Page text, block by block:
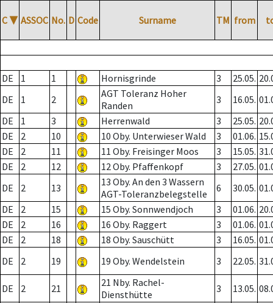
C ▼ ASSOC No. D Code Surname TM from
DE 1 1 Hornisgrinde 3 25.05.
DE
1 2
AGT Toleranz Hoher
Randen
3 16.05.
DE
1 3 Herrenwald 3 25.05.
DE
2 10 10 Oby. Unterwieser Wald 3 01.06.
DE
2 11 11 Oby. Freisinger Moos 3 15.05.
DE
2 12 12 Oby. Pfaffenkopf 3 27.05.
DE
2 13
13 Oby. An den 3 Wassern
AGT-Toleranzbelegstelle
6 30.05.
DE
2 15 15 Oby. Sonnwendjoch 3 01.06.
DE
2 16 16 Oby. Raggert 3 01.06.
DE
2 18 18 Oby. Sauschütt 3 16.05.
DE
2 19 19 Oby. Wendelstein 3 22.05.
DE 2 21
21 Nby. Rachel-
Diensthütte
3 13.05.